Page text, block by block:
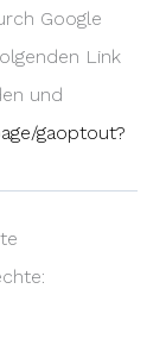
Google
Link
und
gaoptout?